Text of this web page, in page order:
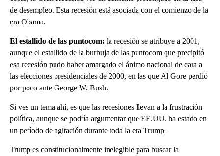
de desempleo. Esta recesión está asociada con el comienzo de la
era Obama.
El estallido de las puntocom: la recesión se atribuye a 2001,
aunque el estallido de la burbuja de las puntocom que precipitó
esa recesión pudo haber amargado el ánimo nacional de cara a
las elecciones presidenciales de 2000, en las que Al Gore perdió
por poco ante George W. Bush.
Si ves un tema ahí, es que las recesiones llevan a la frustración
política, aunque se podría argumentar que EE.UU. ha estado en
un período de agitación durante toda la era Trump.
Trump es constitucionalmente inelegible para buscar la